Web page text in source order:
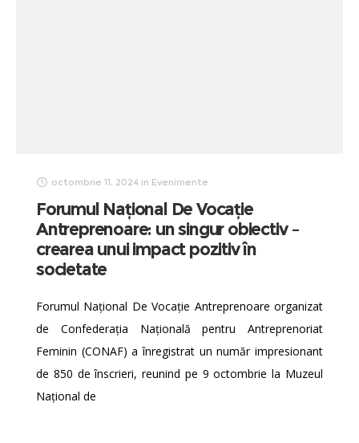
octombrie 11, 2024 in Evenimente
Forumul Național De Vocație
Antreprenoare: un singur obiectiv –
crearea unui impact pozitiv în
societate
Forumul Național De Vocație Antreprenoare organizat
de Confederația Națională pentru Antreprenoriat
Feminin (CONAF) a înregistrat un număr impresionant
de 850 de înscrieri, reunind pe 9 octombrie la Muzeul
Național de